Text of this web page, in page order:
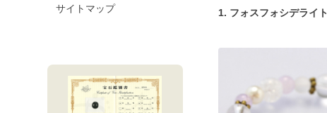
サイトマップ 1. フォスフォシデライト